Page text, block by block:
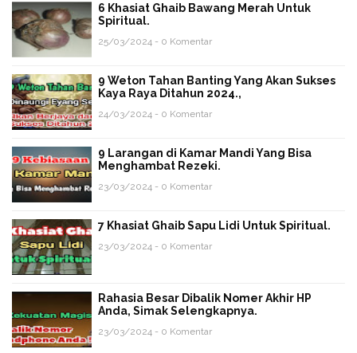
6 Khasiat Ghaib Bawang Merah Untuk
Spiritual.
25/03/2024 - 0 Komentar
9 Weton Tahan Banting Yang Akan Sukses
Kaya Raya Ditahun 2024.,
24/03/2024 - 0 Komentar
9 Larangan di Kamar Mandi Yang Bisa
Menghambat Rezeki.
23/03/2024 - 0 Komentar
7 Khasiat Ghaib Sapu Lidi Untuk Spiritual.
23/03/2024 - 0 Komentar
Rahasia Besar Dibalik Nomer Akhir HP
Anda, Simak Selengkapnya.
23/03/2024 - 0 Komentar